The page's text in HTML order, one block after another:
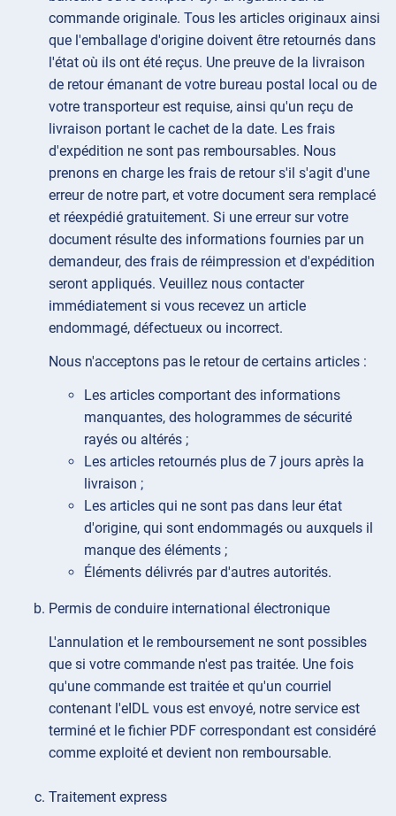
commande originale. Tous les articles originaux ainsi
que l'emballage d'origine doivent être retournés dans
l'état où ils ont été reçus. Une preuve de la livraison
de retour émanant de votre bureau postal local ou de
votre transporteur est requise, ainsi qu'un reçu de
livraison portant le cachet de la date. Les frais
d'expédition ne sont pas remboursables. Nous
prenons en charge les frais de retour s'il s'agit d'une
erreur de notre part, et votre document sera remplacé
et réexpédié gratuitement. Si une erreur sur votre
document résulte des informations fournies par un
demandeur, des frais de réimpression et d'expédition
seront appliqués. Veuillez nous contacter
immédiatement si vous recevez un article
endommagé, défectueux ou incorrect.
Nous n'acceptons pas le retour de certains articles :
Les articles comportant des informations
manquantes, des hologrammes de sécurité
rayés ou altérés ;
Les articles retournés plus de 7 jours après la
livraison ;
Les articles qui ne sont pas dans leur état
d'origine, qui sont endommagés ou auxquels il
manque des éléments ;
Éléments délivrés par d'autres autorités.
Permis de conduire international électronique
L'annulation et le remboursement ne sont possibles
que si votre commande n'est pas traitée. Une fois
qu'une commande est traitée et qu'un courriel
contenant l'eIDL vous est envoyé, notre service est
terminé et le fichier PDF correspondant est considéré
comme exploité et devient non remboursable.
Traitement express